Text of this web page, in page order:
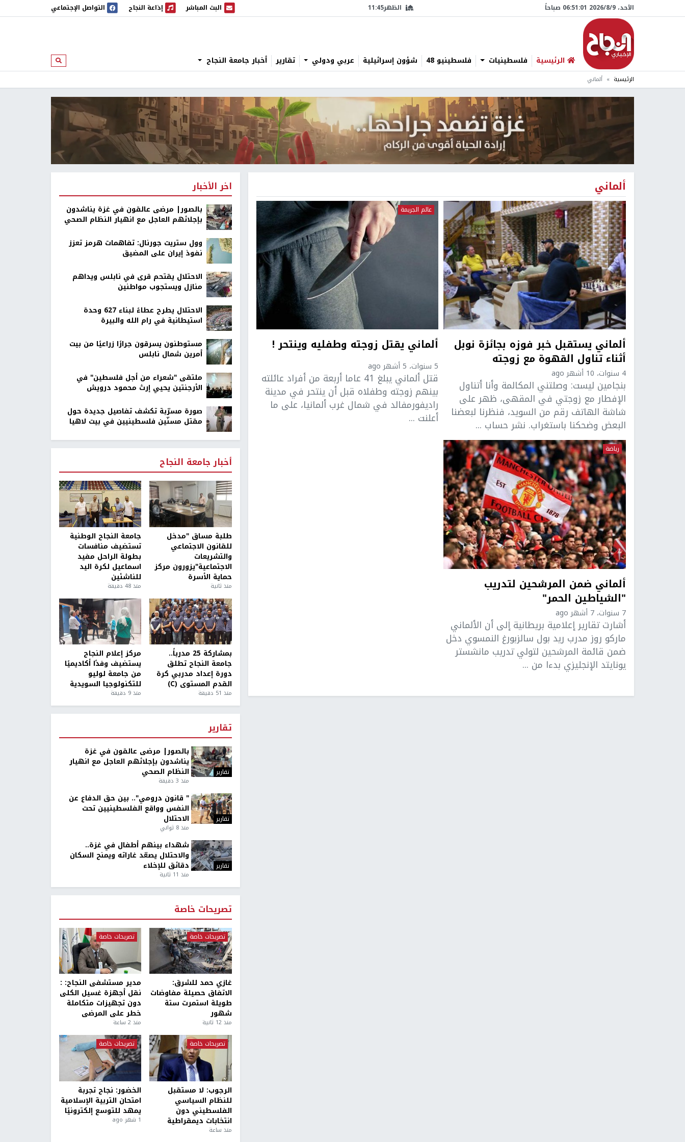
الأحد، 9/‏8/‏2026 06:51:01 صباحاً الظهر11:45 البث المباشر
البث المباشر إذاعة النجاح
إذاعة النجاح التواصل الإجتماعي
الرئيسية فلسطينيات فلسطينيو 48 شؤون إسرائيلية عربي ودولي تقارير أخبار جامعة النجاح ابحث
الرئيسية ألماني
ألماني
ألماني يستقبل خبر فوزه بجائزة نوبل
أثناء تناول القهوة مع زوجته
4 سنوات، 10 أشهر ago
بنجامين ليست: وصلتني المكالمة وأنا أتناول
الإفطار مع زوجتي في المقهى، ظهر على
شاشة الهاتف رقم من السويد، فنظرنا لبعضنا
البعض وضحكنا باستغراب. نشر حساب ...
عالم الجريمة
ألماني يقتل زوجته وطفليه وينتحر !
5 سنوات، 5 أشهر ago
قتل ألماني يبلغ 41 عاما أربعة من أفراد عائلته
بينهم زوجته وطفلاه قبل أن ينتحر في مدينة
راديفورمفالد في شمال غرب ألمانيا، على ما
أعلنت ...
رياضة
ألماني ضمن المرشحين لتدريب
"الشياطين الحمر"
7 سنوات، 7 أشهر ago
أشارت تقارير إعلامية بريطانية إلى أن الألماني
ماركو روز مدرب ريد بول سالزبورغ النمسوي دخل
ضمن قائمة المرشحين لتولي تدريب مانشستر
يونايتد الإنجليزي بدءا من ...
اخر الأخبار
بالصور| مرضى عالقون في غزة يناشدون
بإجلائهم العاجل مع انهيار النظام الصحي
وول ستريت جورنال: تفاهمات هرمز تعزز
نفوذ إيران على المضيق
الاحتلال يقتحم قرى في نابلس ويداهم
منازل ويستجوب مواطنين
الاحتلال يطرح عطاءً لبناء 627 وحدة
استيطانية في رام الله والبيرة
مستوطنون يسرقون جرارًا زراعيًا من بيت
أمرين شمال نابلس
ملتقى "شعراء من أجل فلسطين" في
الأرجنتين يحيي إرث محمود درويش
صورة مسرّبة تكشف تفاصيل جديدة حول
مقتل مسنّين فلسطينيين في بيت لاهيا
أخبار جامعة النجاح
طلبة مساق "مدخل
للقانون الاجتماعي
والتشريعات
الاجتماعية"يزورون مركز
حماية الأسرة
منذ ثانية
جامعة النجاح الوطنية
تستضيف منافسات
بطولة الراحل مفيد
اسماعيل لكرة اليد
للناشئين
منذ 48 دقيقة
بمشاركة 25 مدرباً..
جامعة النجاح تطلق
دورة إعداد مدربي كرة
القدم المستوى (C)
منذ 51 دقيقة
مركز إعلام النجاح
يستضيف وفدًا أكاديميًا
من جامعة لوليو
للتكنولوجيا السويدية
منذ 9 دقيقة
تقارير
تقارير
بالصور| مرضى عالقون في غزة
يناشدون بإجلائهم العاجل مع انهيار
النظام الصحي
منذ 3 دقيقة
تقارير
" قانون درومي".. بين حق الدفاع عن
النفس وواقع الفلسطينيين تحت
الاحتلال
منذ 8 ثواني
تقارير
شهداء بينهم أطفال في غزة..
والاحتلال يصعّد غاراته ويمنح السكان
دقائق للإخلاء
منذ 11 ثانية
تصريحات خاصة
تصريحات خاصة
غازي حمد للشرق:
الاتفاق حصيلة مفاوضات
طويلة استمرت ستة
شهور
منذ 12 ثانية
تصريحات خاصة
مدير مستشفى النجاح: :
نقل أجهزة غسيل الكلى
دون تجهيزات متكاملة
خطر على المرضى
منذ 2 ساعة
تصريحات خاصة
الرجوب: لا مستقبل
للنظام السياسي
الفلسطيني دون
انتخابات ديمقراطية
منذ ساعة
تصريحات خاصة
الخضور: نجاح تجربة
امتحان التربية الإسلامية
يمهد للتوسع إلكترونيًا
1 شهر ago